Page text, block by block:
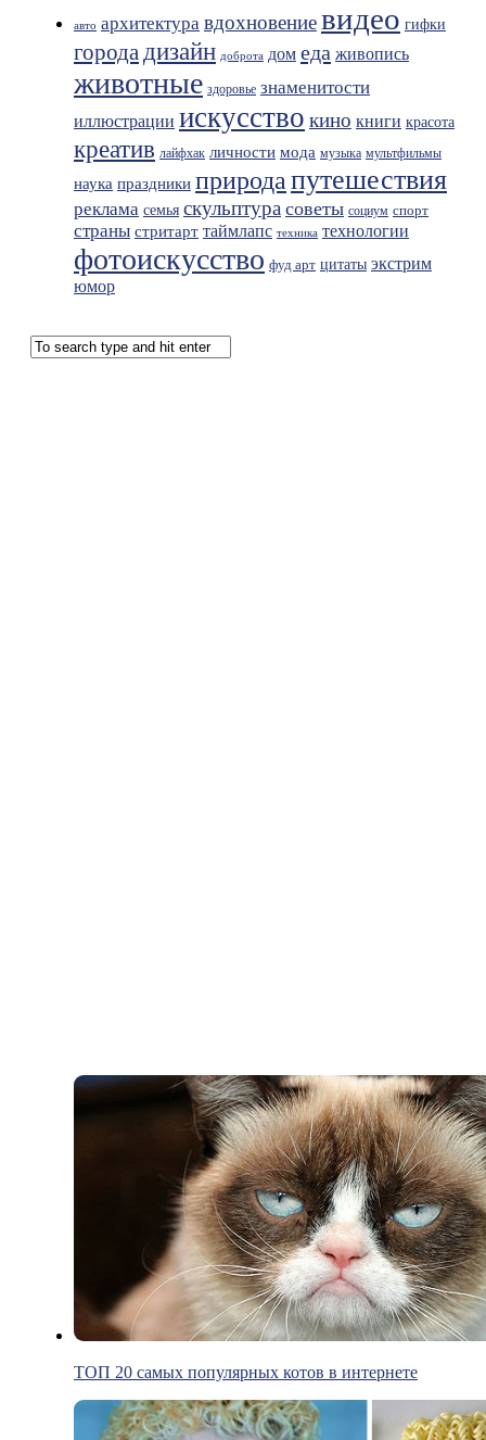
авто архитектура вдохновениевидео гифки
городадизайн доброта дом еда живопись
животные здоровье знаменитости
иллюстрации искусство кино книги красота
креатив лайфхак личности мода музыка мультфильмы
наука праздники природапутешествия
реклама семья скульптура советы социум спорт
страны стритарт таймлапс техника технологии
фотоискусство фуд арт цитаты экстрим
юмор
ТОП 20 самых популярных котов в интернете